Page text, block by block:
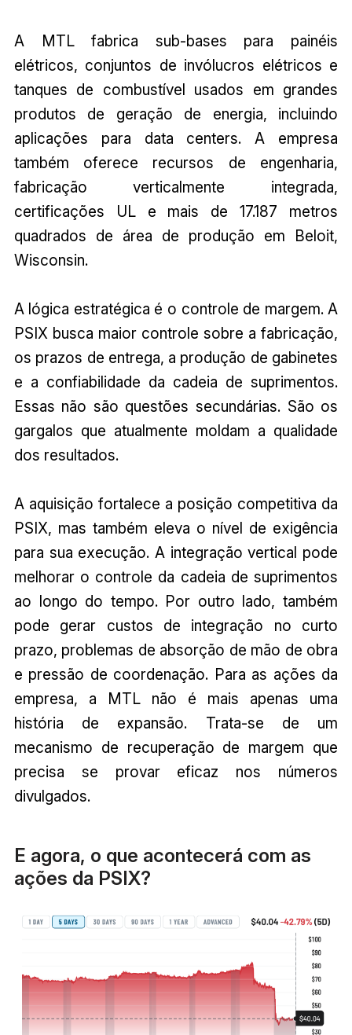
A MTL fabrica sub-bases para painéis
elétricos, conjuntos de invólucros elétricos e
tanques de combustível usados em grandes
produtos de geração de energia, incluindo
aplicações para data centers. A empresa
também oferece recursos de engenharia,
fabricação verticalmente integrada,
certificações UL e mais de 17.187 metros
quadrados de área de produção em Beloit,
Wisconsin.
A lógica estratégica é o controle de margem. A
PSIX busca maior controle sobre a fabricação,
os prazos de entrega, a produção de gabinetes
e a confiabilidade da cadeia de suprimentos.
Essas não são questões secundárias. São os
gargalos que atualmente moldam a qualidade
dos resultados.
A aquisição fortalece a posição competitiva da
PSIX, mas também eleva o nível de exigência
para sua execução. A integração vertical pode
melhorar o controle da cadeia de suprimentos
ao longo do tempo. Por outro lado, também
pode gerar custos de integração no curto
prazo, problemas de absorção de mão de obra
e pressão de coordenação. Para as ações da
empresa, a MTL não é mais apenas uma
história de expansão. Trata-se de um
mecanismo de recuperação de margem que
precisa se provar eficaz nos números
divulgados.
E agora, o que acontecerá com as
ações da PSIX?